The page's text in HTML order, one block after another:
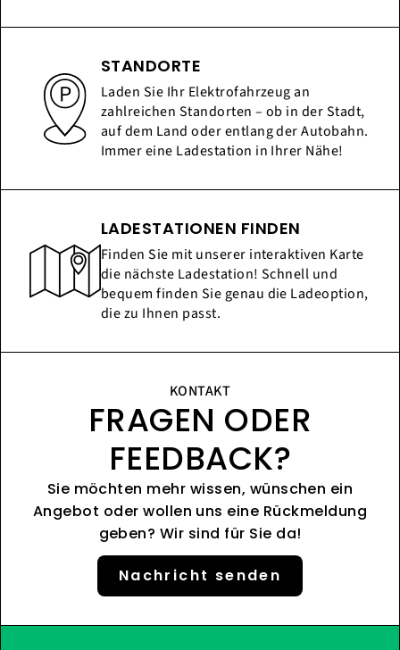
STANDORTE
Laden Sie Ihr Elektrofahrzeug an
zahlreichen Standorten – ob in der Stadt,
auf dem Land oder entlang der Autobahn.
Immer eine Ladestation in Ihrer Nähe!
LADESTATIONEN FINDEN
Finden Sie mit unserer interaktiven Karte
die nächste Ladestation! Schnell und
bequem finden Sie genau die Ladeoption,
die zu Ihnen passt.
KONTAKT
FRAGEN ODER
FEEDBACK?
Sie möchten mehr wissen, wünschen ein
Angebot oder wollen uns eine Rückmeldung
geben? Wir sind für Sie da!
Nachricht senden